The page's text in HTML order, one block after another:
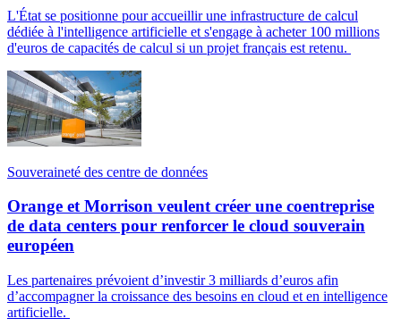
L'État se positionne pour accueillir une infrastructure de calcul
dédiée à l'intelligence artificielle et s'engage à acheter 100 millions
d'euros de capacités de calcul si un projet français est retenu.
Souveraineté des centre de données
Orange et Morrison veulent créer une coentreprise
de data centers pour renforcer le cloud souverain
européen
Les partenaires prévoient d’investir 3 milliards d’euros afin
d’accompagner la croissance des besoins en cloud et en intelligence
artificielle.